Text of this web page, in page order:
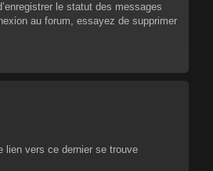
le statut des messages
au forum, essayez de supprimer
lien vers ce dernier se trouve